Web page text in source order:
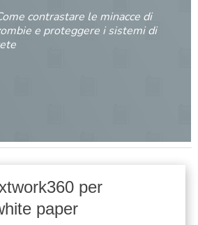
contrastare le minacce di
e proteggere i sistemi di
per
paper